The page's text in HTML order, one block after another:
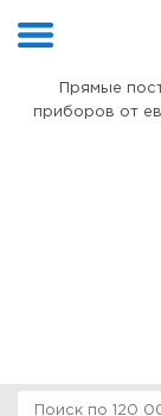
Прямые
приборов от